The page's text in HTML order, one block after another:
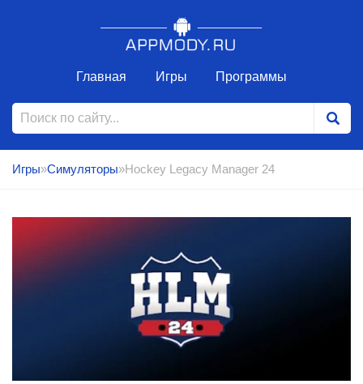
Главная Игры Программы
Игры»Симуляторы»Hockey Legacy Manager 24